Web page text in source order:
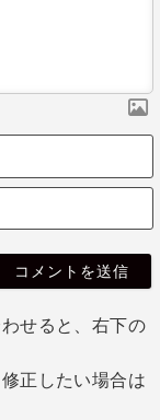
せると、右下の
正したい場合は